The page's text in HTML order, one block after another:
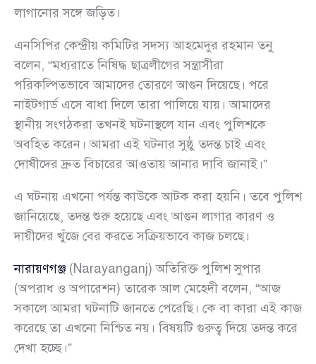
লাগানোর সঙ্গে জড়িত।
এনসিপির কেন্দ্রীয় কমিটির সদস্য আহমেদুর রহমান তনু
বলেন, “মধ্যরাতে নিষিদ্ধ ছাত্রলীগের সন্ত্রাসীরা
পরিকল্পিতভাবে আমাদের তোরণে আগুন দিয়েছে। পরে
নাইটগার্ড এসে বাধা দিলে তারা পালিয়ে যায়। আমাদের
স্থানীয় সংগঠকরা তখনই ঘটনাস্থলে যান এবং পুলিশকে
অবহিত করেন। আমরা এই ঘটনার সুষ্ঠু তদন্ত চাই এবং
দোষীদের দ্রুত বিচারের আওতায় আনার দাবি জানাই।”
এ ঘটনায় এখনো পর্যন্ত কাউকে আটক করা হয়নি। তবে পুলিশ
জানিয়েছে, তদন্ত শুরু হয়েছে এবং আগুন লাগার কারণ ও
দায়ীদের খুঁজে বের করতে সক্রিয়ভাবে কাজ চলছে।
নারায়ণগঞ্জ (Narayanganj) অতিরিক্ত পুলিশ সুপার
(অপরাধ ও অপারেশন) তারেক আল মেহেদী বলেন, “আজ
সকালে আমরা ঘটনাটি জানতে পেরেছি। কে বা কারা এই কাজ
করেছে তা এখনো নিশ্চিত নয়। বিষয়টি গুরুত্ব দিয়ে তদন্ত করে
দেখা হচ্ছে।”